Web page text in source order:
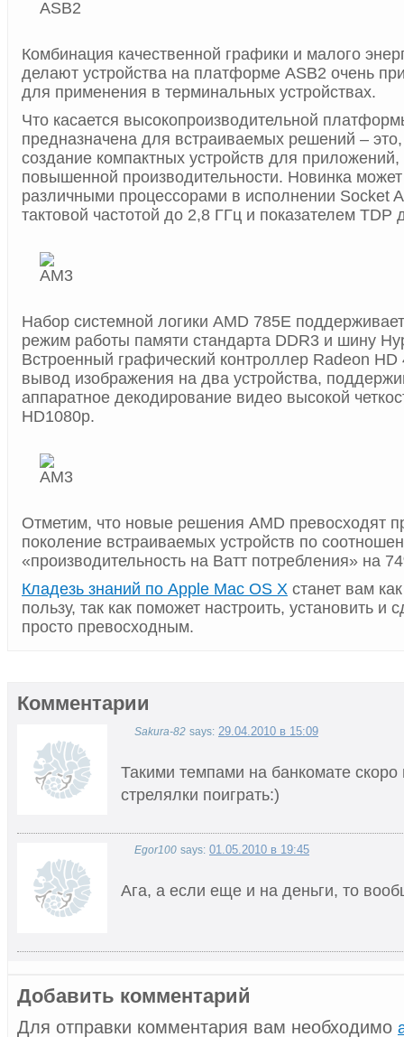
Комбинация качественной графики и малого
делают устройства на платформе ASB2 очень
для применения в терминальных устройствах.
Что касается высокопроизводительной
предназначена для встраиваемых решений –
создание компактных устройств для
повышенной производительности. Новинка может
различными процессорами в исполнении Socket
тактовой частотой до 2,8 ГГц и показателем TDP
Набор системной логики AMD 785E
режим работы памяти стандарта DDR3 и шину
Встроенный графический контроллер Radeon HD
вывод изображения на два устройства,
аппаратное декодирование видео высокой
HD1080p.
Отметим, что новые решения AMD превосходят
поколение встраиваемых устройств по
«производительность на Ватт потребления» на
Кладезь знаний по Apple Mac OS X станет вам
пользу, так как поможет настроить, установить и
просто превосходным.
Комментарии
Sakura-82 says: 29.04.2010 в 15:09
Такими темпами на банкомате
стрелялки поиграть:)
Egor100 says: 01.05.2010 в 19:45
Ага, а если еще и на деньги, то
Добавить комментарий
Для отправки комментария вам необходимо